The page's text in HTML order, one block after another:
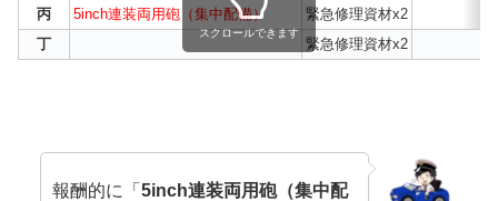
丙
5inch連装両用砲（集中配備）
緊急修理資材x2
丁
緊急修理資材x2
スクロールできます
報酬的に「 5inch連装両用砲（集中配